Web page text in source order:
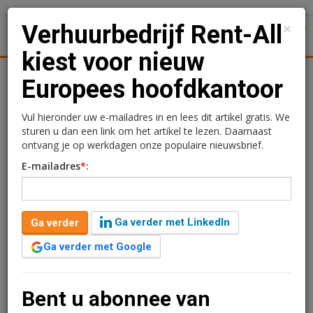
Achtergronden Woningmarkt
Verhuurbedrijf Rent-All
kiest voor nieuw
Europees hoofdkantoor
Kimberly Camu
25 september 2018 om 09:38
2 minuten leestijd
Vastgoedontwikkelaar Boelens de Gruyter start deze
Houtakker in Bemmel. Het nieuwe hoofdkantoor zal in
×
Verhuurbedrijf Rent-All
kiest voor nieuw
Europees hoofdkantoor
Vul hieronder uw e-mailadres in en lees dit artikel gratis. We
sturen u dan een link om het artikel te lezen. Daarnaast
ontvang je op werkdagen onze populaire nieuwsbrief.
E-mailadres*:
Ga verder
Ga verder met LinkedIn
Ga verder met Google
Bent u abonnee van